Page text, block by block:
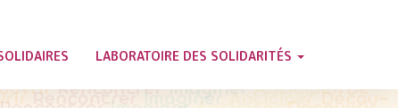
LABORATOIRE DES SOLIDARITÉS